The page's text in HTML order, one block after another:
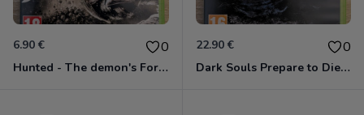
6.90 € 0
Hunted - The demon's Forge Xbox 360 (Complet CIB)
22.90 € 0
Dark Souls Prepare to Die Edition XBOX 360